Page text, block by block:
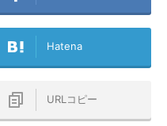
Hatena
URLコピー